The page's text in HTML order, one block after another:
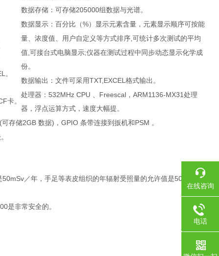
。
卡。
数据存储：可存储205000组数据与光谱。
数据显示：百分比（%）显示元素含量，元素显示顺序可按能
量、浓度值、用户自定义等方式排序 可统计多次测试的平均
值 可接台式电脑显示;仪器在测试过程中同步动态显示化学成
份。
数据输出：文件可采用TXT,EXCEL 格式输出。
处理器： 532MHz CPU 、 Freescal ， ARM1136-MX31 处理
器，浮点运算方式，速度大幅提。
(可存储2GB 数据) ， GPIO 条带连接到扳机和 PSM 。
50mSv／年，手足等表皮组织的年辐射受照量的允许值是50Rem/
是非常安全的。
在线咨询
电话